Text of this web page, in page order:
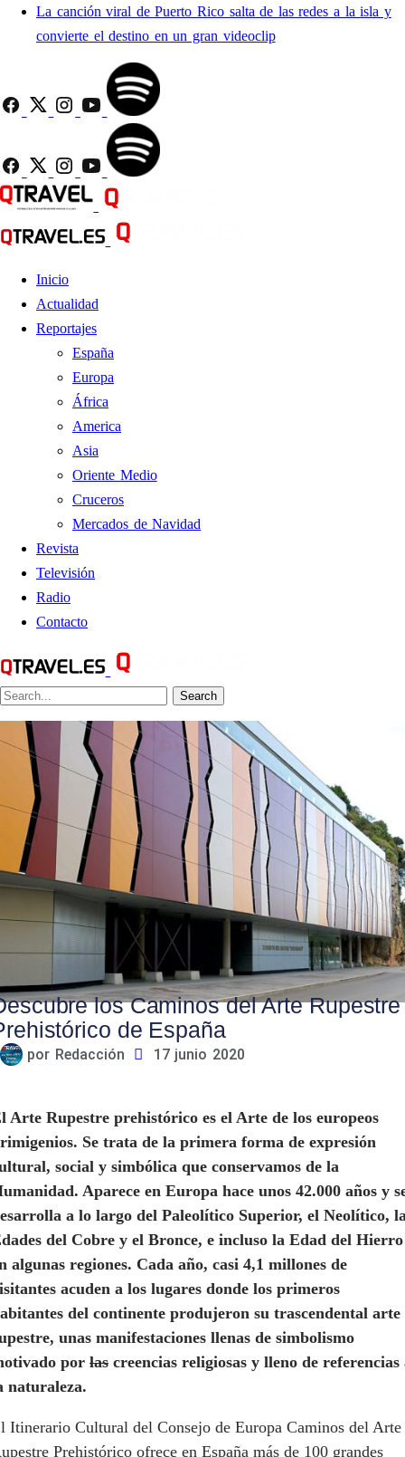
La canción viral de Puerto Rico salta de las redes a la isla y
convierte el destino en un gran videoclip
Inicio
Actualidad
Reportajes
España
Europa
África
America
Asia
Oriente Medio
Cruceros
Mercados de Navidad
Revista
Televisión
Radio
Contacto
Search
los Caminos del Arte Rupestre
de España
por Redacción 17 junio 2020
Arte Rupestre prehistórico es el Arte de los europeos
Se trata de la primera forma de expresión
social y simbólica que conservamos de la
Aparece en Europa hace unos 42.000 años y
a lo largo del Paleolítico Superior, el Neolítico,
del Cobre y el Bronce, e incluso la Edad del Hierro
algunas regiones. Cada año, casi 4,1 millones de
acuden a los lugares donde los primeros
del continente produjeron su trascendental arte
unas manifestaciones llenas de simbolismo
por las creencias religiosas y lleno de referencias
naturaleza.
Itinerario Cultural del Consejo de Europa Caminos del Arte
Prehistórico ofrece en España más de 100 grandes